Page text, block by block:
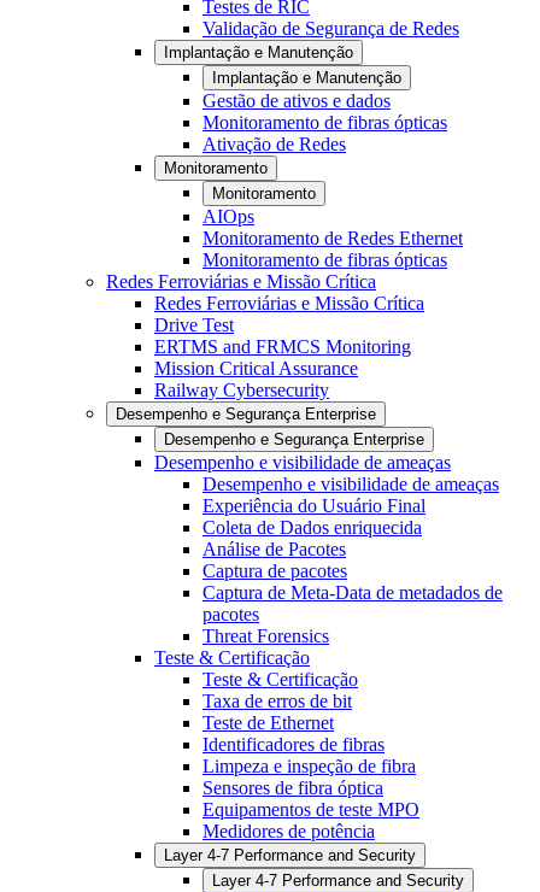
Testes de RIC
Validação de Segurança de Redes
Implantação e Manutenção
Implantação e Manutenção
Gestão de ativos e dados
Monitoramento de fibras ópticas
Ativação de Redes
Monitoramento
Monitoramento
AIOps
Monitoramento de Redes Ethernet
Monitoramento de fibras ópticas
Redes Ferroviárias e Missão Crítica
Redes Ferroviárias e Missão Crítica
Drive Test
ERTMS and FRMCS Monitoring
Mission Critical Assurance
Railway Cybersecurity
Desempenho e Segurança Enterprise
Desempenho e Segurança Enterprise
Desempenho e visibilidade de ameaças
Desempenho e visibilidade de ameaças
Experiência do Usuário Final
Coleta de Dados enriquecida
Análise de Pacotes
Captura de pacotes
Captura de Meta-Data de metadados de
pacotes
Threat Forensics
Teste & Certificação
Teste & Certificação
Taxa de erros de bit
Teste de Ethernet
Identificadores de fibras
Limpeza e inspeção de fibra
Sensores de fibra óptica
Equipamentos de teste MPO
Medidores de potência
Layer 4-7 Performance and Security
Layer 4-7 Performance and Security